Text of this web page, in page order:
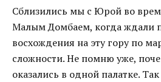
Сблизились мы с Юрой во
Малым Домбаем, когда ждали
восхождения на эту гору по
сложности. Не помню уже,
оказались в одной палатке.